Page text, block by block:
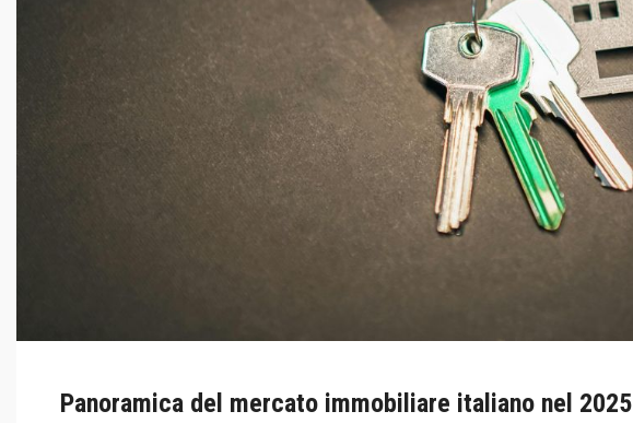
Panoramica del mercato immobiliare italiano nel 2025